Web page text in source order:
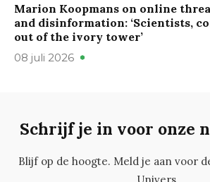
Marion Koopmans on online
and disinformation: ‘Scientists,
out of the ivory tower’
08 juli 2026
Schrijf je in voor onze
Blijf op de hoogte. Meld je aan voor
Univers.